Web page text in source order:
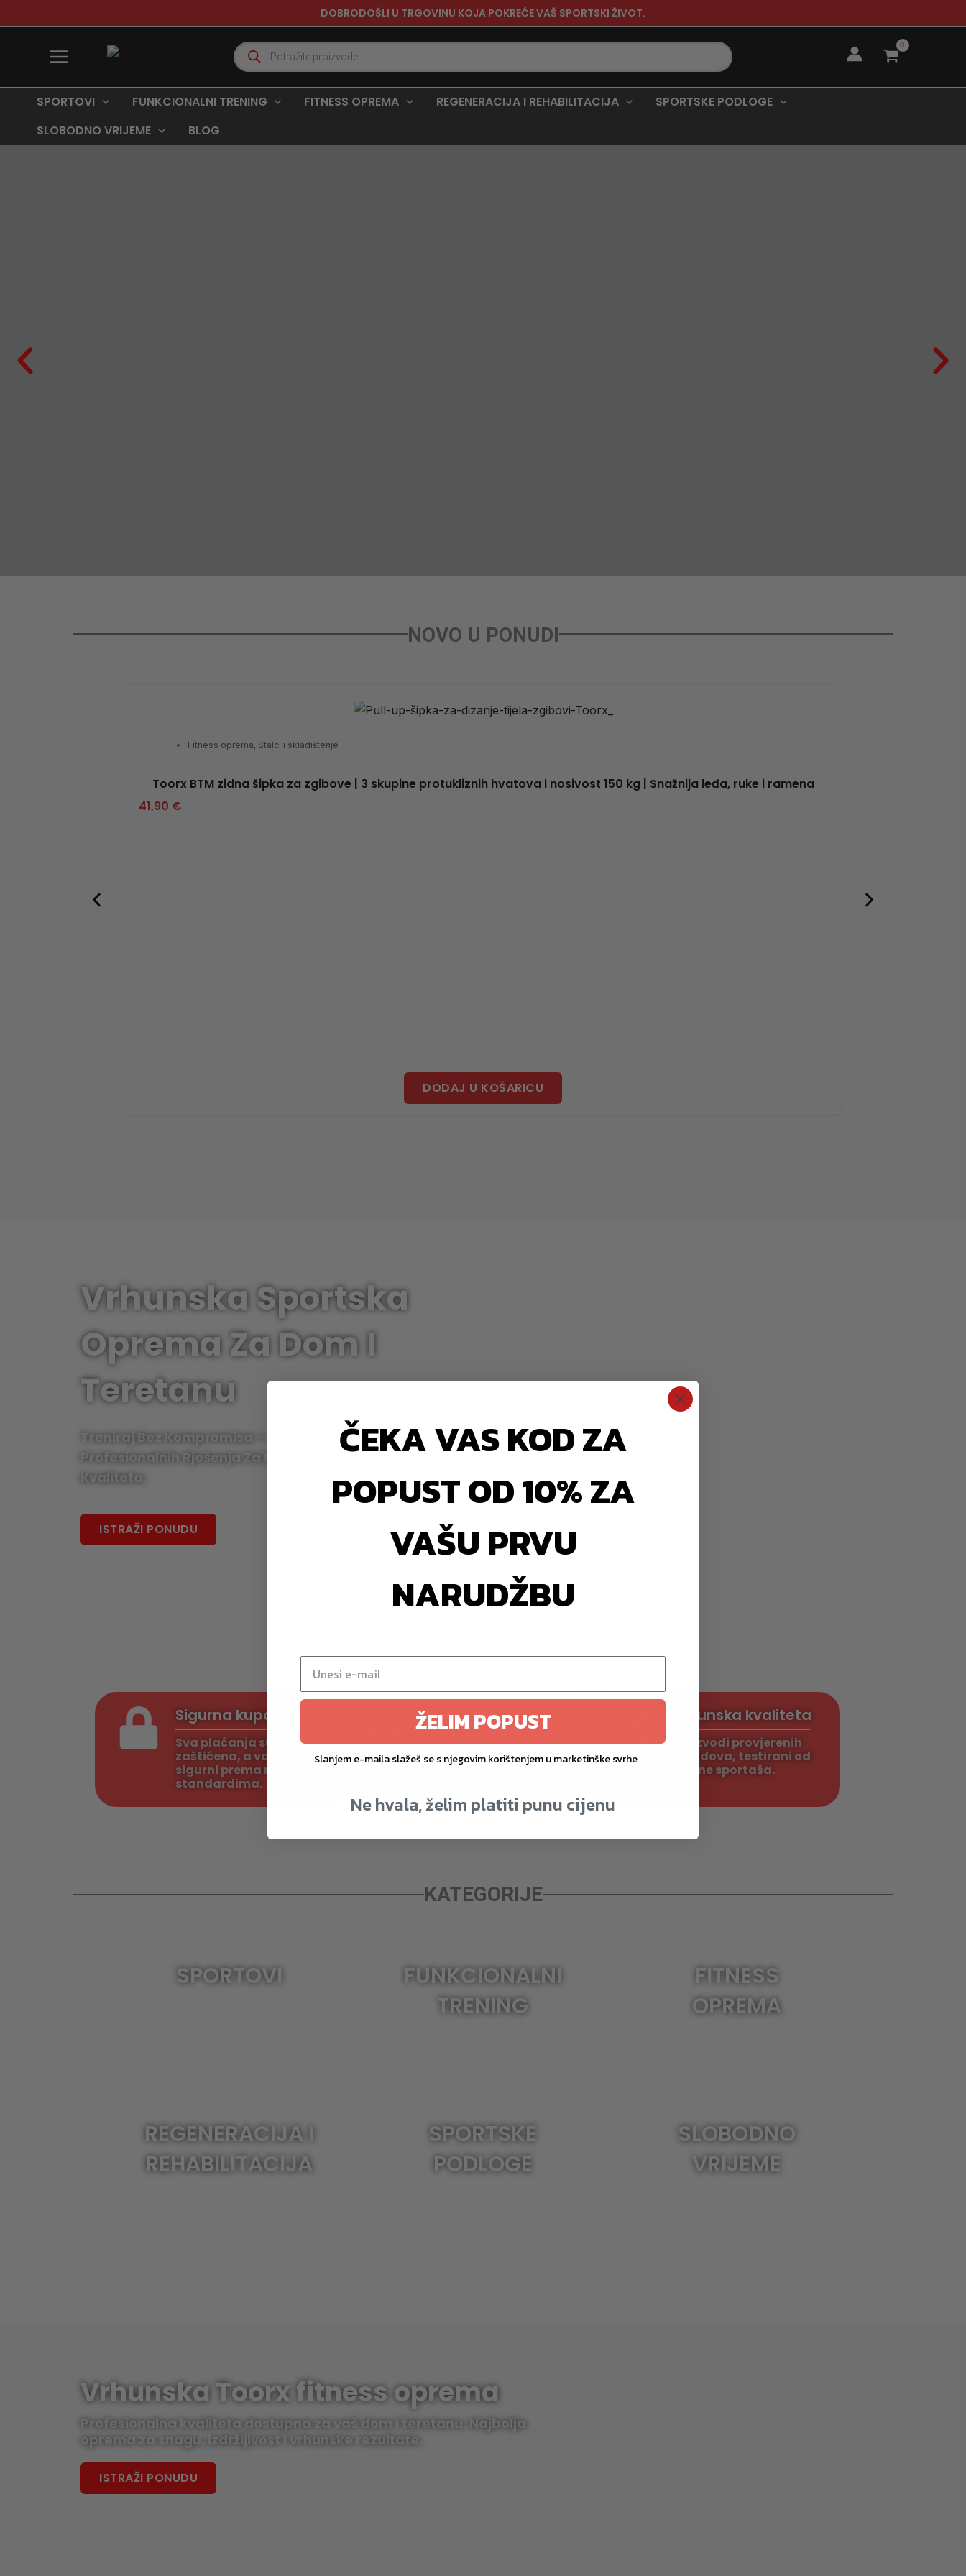
to
DOBRODOŠLI U TRGOVINU KOJA POKREĆE VAŠ SPORTSKI ŽIVOT.
Products
search
SPORTOVI FUNKCIONALNI TRENING FITNESS OPREMA REGENERACIJA I REHABILITACIJA
SPORTSKE PODLOGE
SLOBODNO VRIJEME
BLOG
NOVO U PONUDI
Fitness oprema, Stalci i skladištenje
Toorx BTM zidna šipka za zgibove | 3 skupine protukliznih hvatova i nosivost 150 kg | Snažnija leđa, ruke i ramena
41,90 €
DODAJ U KOŠARICU
Vrhunska Sportska
Oprema Za Dom I
Teretanu
Treniraj Bez Kompromisa — Od Opreme Za Kućni Fitness Do
Profesionalnih Rješenja Za Dvorane. Brza Dostava I Provjerena
Kvaliteta.
ISTRAŽI PONUDU
Sigurna kupovina
Sva plaćanja su
zaštićena, a vaši podaci
sigurni prema najvišim
standardima.
Brza podrška
Odgovaramo u
najkraćem roku —
pitanja rješavamo isti
Vrhunska kvaliteta
Proizvodi provjerenih
brendova, testirani od
strane sportaša.
KATEGORIJE
SPORTOVI
FUNKCIONALNI
TRENING
FITNESS
OPREMA
REGENERACIJA I
REHABILITACIJA
SPORTSKE
PODLOGE
SLOBODNO
VRIJEME
Vrhunska Toorx fitness oprema
Profesionalna kvaliteta dostupna za vaš dom i teretanu. Najbolja
oprema za snagu, izdržljivost i vrhunske rezultate.
ISTRAŽI PONUDU
ČEKA VAS KOD ZA
POPUST OD 10% ZA
VAŠU PRVU
NARUDŽBU
ŽELIM POPUST
Slanjem e-maila slažeš se s njegovim korištenjem u marketinške svrhe
Ne hvala, želim platiti punu cijenu